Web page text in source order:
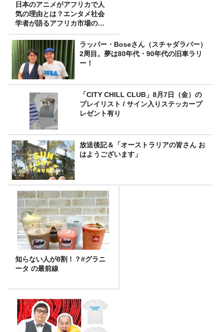
日本のアニメがアフリカで人
気の理由とは？エンタメ社会
学者が語るアフリカ市場のリ
アル
ラッパー・Boseさん（スチャダラパー）
2周目。夢は80年代・90年代の旧車ラリ
ー！
「CITY CHILL CLUB」8月7日（金）の
プレイリスト / サイン入りステッカープ
レゼント有り
放送後記＆「オーストラリアの皆さん お
はようございます」
知らない人が8割！？#グラニ
ータ の最前線